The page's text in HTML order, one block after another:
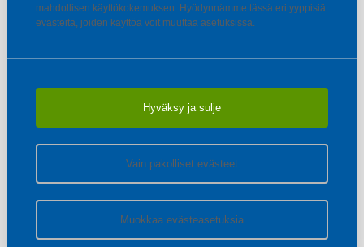
mahdollisen käyttökokemuksen. Hyödynnämme tässä erityyppisiä
evästeitä, joiden käyttöä voit muuttaa asetuksissa.
Hyväksy ja sulje
Vain pakolliset evästeet
Muokkaa evästeasetuksia